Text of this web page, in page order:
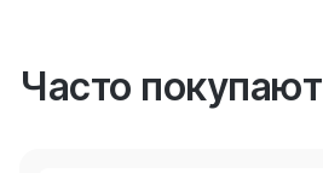
Часто покупают